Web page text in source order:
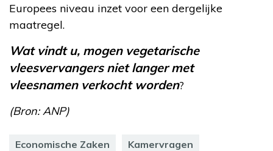
Europees niveau inzet voor een dergelijke
maatregel.
Wat vindt u, mogen vegetarische
vleesvervangers niet langer met
vleesnamen verkocht worden?
(Bron: ANP)
Economische Zaken Kamervragen